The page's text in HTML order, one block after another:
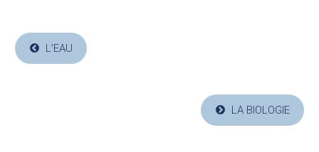
L’EAU
LA BIOLOGIE